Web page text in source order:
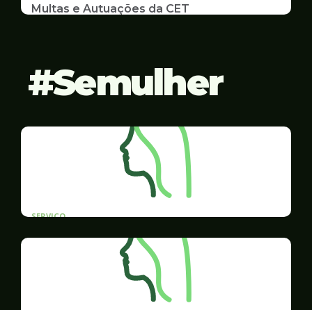
Multas e Autuações da CET
Semulher
SERVICO